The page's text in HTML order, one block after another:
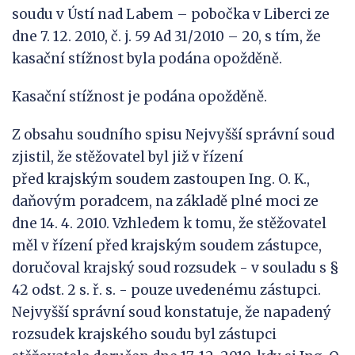
soudu v Ústí nad Labem – pobočka v Liberci ze
dne 7. 12. 2010, č. j. 59 Ad 31/2010 – 20, s tím, že
kasační stížnost byla podána opožděně.
Kasační stížnost je podána opožděně.
Z obsahu soudního spisu Nejvyšší správní soud
zjistil, že stěžovatel byl již v řízení
před krajským soudem zastoupen Ing. O. K.,
daňovým poradcem, na základě plné moci ze
dne 14. 4. 2010. Vzhledem k tomu, že stěžovatel
měl v řízení před krajským soudem zástupce,
doručoval krajský soud rozsudek - v souladu s §
42 odst. 2 s. ř. s. - pouze uvedenému zástupci.
Nejvyšší správní soud konstatuje, že napadený
rozsudek krajského soudu byl zástupci